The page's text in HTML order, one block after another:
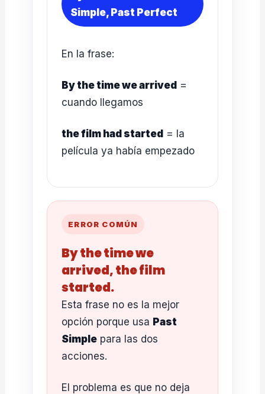
Simple, Past Perfect
En la frase:
By the time we arrived =
cuando llegamos
the film had started = la
película ya había empezado
ERROR COMÚN
By the time we
arrived, the film
started.
Esta frase no es la mejor
opción porque usa Past
Simple para las dos
acciones.
El problema es que no deja